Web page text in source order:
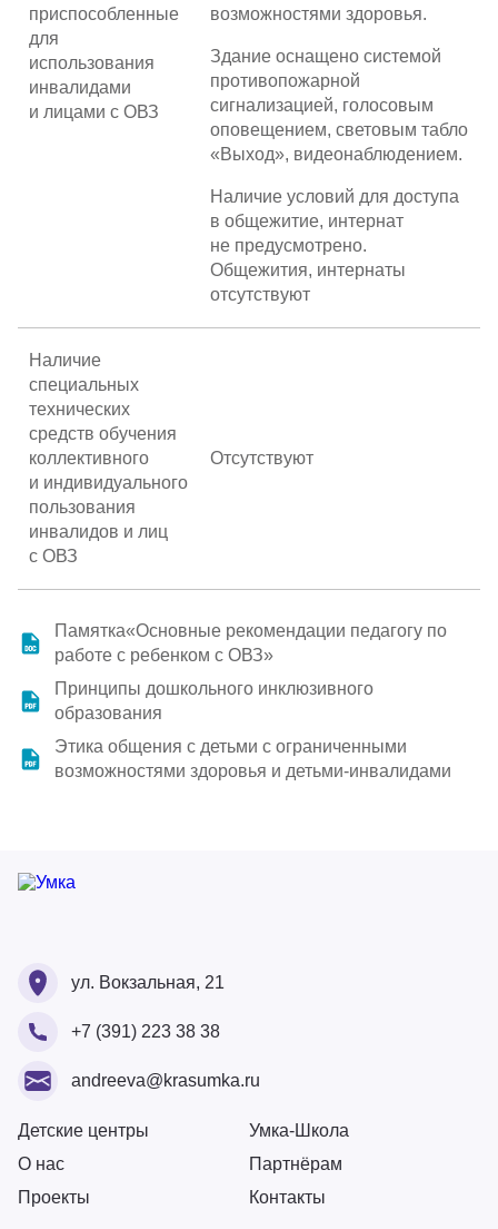
приспособленные
для
использования
инвалидами
и лицами с ОВЗ
возможностями здоровья.
Здание оснащено системой
противопожарной
сигнализацией, голосовым
оповещением, световым табло
«Выход», видеонаблюдением.
Наличие условий для доступа
в общежитие, интернат
не предусмотрено.
Общежития, интернаты
отсутствуют
Наличие
специальных
технических
средств обучения
коллективного
и индивидуального
пользования
инвалидов и лиц
с ОВЗ
Отсутствуют
Памятка«Основные рекомендации педагогу по
работе с ребенком с ОВЗ»
Принципы дошкольного инклюзивного
образования
Этика общения с детьми с ограниченными
возможностями здоровья и детьми-инвалидами
ул. Вокзальная, 21
+7 (391) 223 38 38
andreeva@krasumka.ru
Детские центры
Умка-Школа
О нас
Партнёрам
Проекты
Контакты
Ваш Email
Ваш номер
Ваше ФИО
Ваше сообщение